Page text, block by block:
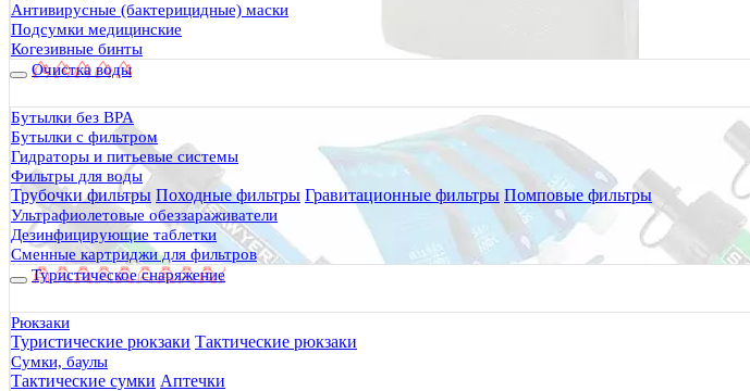
Антивирусные (бактерицидные) маски
Подсумки медицинские
Когезивные бинты
Очистка воды
Бутылки без BPA
Бутылки с фильтром
Гидраторы и питьевые системы
Фильтры для воды
Трубочки фильтры Походные фильтры Гравитационные фильтры Помповые фильтры
Ультрафиолетовые обеззараживатели
Дезинфицирующие таблетки
Сменные картриджи для фильтров
Туристическое снаряжение
Рюкзаки
Туристические рюкзаки Тактические рюкзаки
Сумки, баулы
Тактические сумки Аптечки